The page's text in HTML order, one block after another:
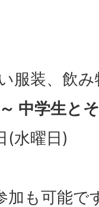
服装、飲
中学生と
(水曜日)
も可能で